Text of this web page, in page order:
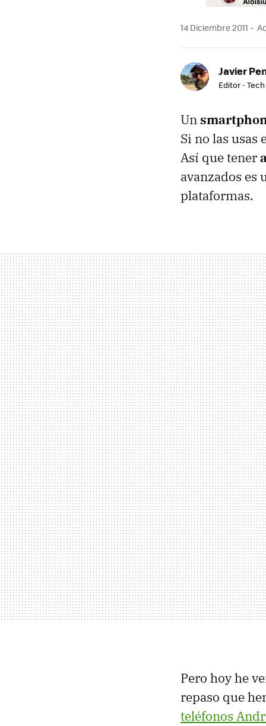
14 Diciembre 2011
Javier
Editor - Tech
Un
Si no las usas
Así que tener
avanzados es
plataformas.
Pero hoy he
repaso que
teléfonos